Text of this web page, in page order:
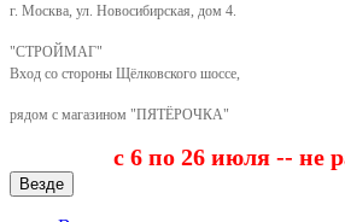
г. Москва, ул. Новосибирская, дом 4.
"СТРОЙМАГ"
Вход со стороны Щёлковского шоссе,
рядом с магазином "ПЯТЁРОЧКА"
с 6 по 26 июля -- не
Везде